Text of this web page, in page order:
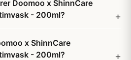
Doomoo x ShinnCare
- 200ml?
x ShinnCare
- 200ml?